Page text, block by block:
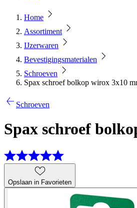
Home
Assortiment
IJzerwaren
Bevestigingsmaterialen
Schroeven
Spax schroef bolkop wirox 3x10
Schroeven
Spax schroef
Opslaan in Favorieten